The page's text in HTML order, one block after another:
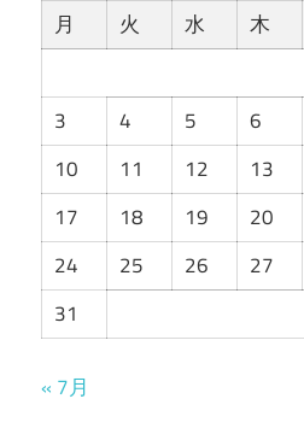
月
火 水 木
3
4 5 6
10
11 12 13
17
18 19 20
24
25 26 27
31
« 7月